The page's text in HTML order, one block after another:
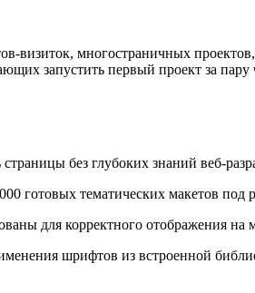
визиток, многостраничных
запустить первый проект за
без глубоких знаний веб-
готовых тематических макетов
для корректного отображения
шрифтов из встроенной